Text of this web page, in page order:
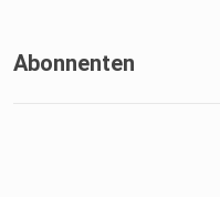
Abonnenten